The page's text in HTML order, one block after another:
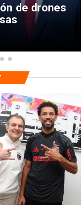
de drones